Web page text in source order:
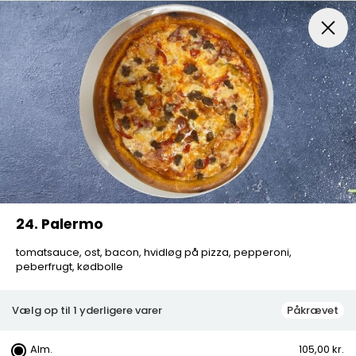
Menuer Italiensk Pizza Indbagt Pizza Mexican
24. Palermo
tomatsauce, ost, bacon, hvidløg på pizza, pepperoni,
peberfrugt, kødbolle
Vælg op til 1 yderligere varer Påkrævet
Alm. 105,00 kr.